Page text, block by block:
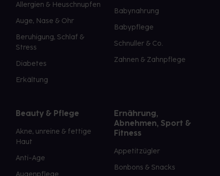
Allergien & Heuschnupfen
Auge, Nase & Ohr
Beruhigung, Schlaf &
Stress
Diabetes
Erkältung
Babynahrung
Babypflege
Schnuller & Co.
Zahnen & Zahnpflege
Beauty & Pflege
Akne, unreine & fettige
Haut
Anti-Age
Ernährung,
Abnehmen, Sport &
Fitness
Appetitzügler
Bonbons & Snacks